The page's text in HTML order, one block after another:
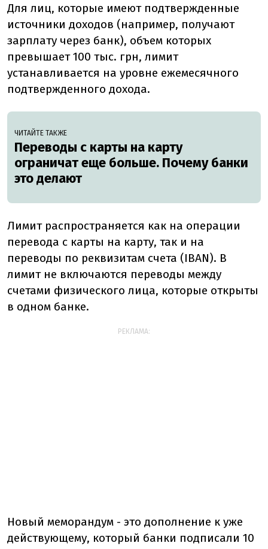
Для лиц, которые имеют подтвержденные
источники доходов (например, получают
зарплату через банк), объем которых
превышает 100 тыс. грн, лимит
устанавливается на уровне ежемесячного
подтвержденного дохода.
ЧИТАЙТЕ ТАКЖЕ
Переводы с карты на карту
ограничат еще больше. Почему банки
это делают
Лимит распространяется как на операции
перевода с карты на карту, так и на
переводы по реквизитам счета (IBAN). В
лимит не включаются переводы между
счетами физического лица, которые открыты
в одном банке.
РЕКЛАМА:
Новый меморандум - это дополнение к уже
действующему, который банки подписали 10